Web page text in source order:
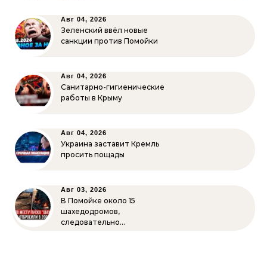
Авг 04, 2026
Зеленский ввёл новые
санкции против Помойки
Авг 04, 2026
Санитарно-гигиенические
работы в Крыму
Авг 04, 2026
Украина заставит Кремль
просить пощады
Авг 03, 2026
В Помойке около 15
шахедодромов,
следовательно…